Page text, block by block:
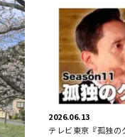
2026.06.13
テレビ東京『孤独